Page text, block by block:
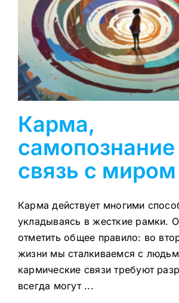
Карма,
самопознание
связь с миром
Карма действует многими
укладываясь в жесткие рамки.
отметить общее правило: во
жизни мы сталкиваемся с
кармические связи требуют
всегда могут ...